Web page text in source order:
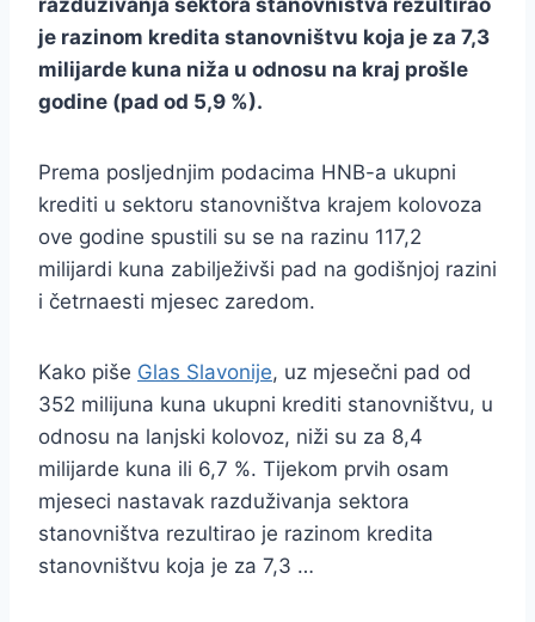
razduživanja sektora stanovništva rezultirao
je razinom kredita stanovništvu koja je za 7,3
milijarde kuna niža u odnosu na kraj prošle
godine (pad od 5,9 %).
Prema posljednjim podacima HNB-a ukupni
krediti u sektoru stanovništva krajem kolovoza
ove godine spustili su se na razinu 117,2
milijardi kuna zabilježivši pad na godišnjoj razini
i četrnaesti mjesec zaredom.
Kako piše Glas Slavonije, uz mjesečni pad od
352 milijuna kuna ukupni krediti stanovništvu, u
odnosu na lanjski kolovoz, niži su za 8,4
milijarde kuna ili 6,7 %. Tijekom prvih osam
mjeseci nastavak razduživanja sektora
stanovništva rezultirao je razinom kredita
stanovništvu koja je za 7,3 …